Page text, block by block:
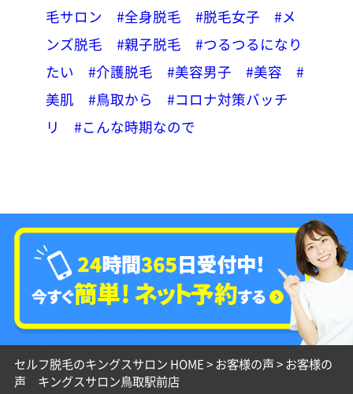
毛サロン
#全身脱毛 #脱毛女子
#メ
ンズ脱毛
#親子脱毛
#つるつるになり
たい
#介護脱毛 #美容男子 #美容
#
美肌
#鳥取から
#コロナ対策バッチ
リ
#こんな時期なので
セルフ脱毛のキングスサロン HOME>お客様の声>お客様の
声 キングスサロン鳥取駅前店